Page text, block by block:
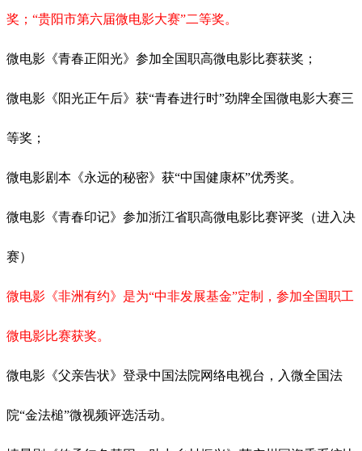
奖；“贵阳市第六届微电影大赛”二等奖。
微电影《青春正阳光》参加全国职高微电影比赛获奖；
微电影《阳光正午后》获“青春进行时”劲牌全国微电影大赛三
等奖；
微电影剧本《永远的秘密》获“中国健康杯”优秀奖。
微电影《青春印记》参加浙江省职高微电影比赛评奖（进入决
赛）
微电影《非洲有约》是为“中非发展基金”定制，参加全国职工
微电影比赛获奖。
微电影《父亲告状》登录中国法院网络电视台，入微全国法
院“金法槌”微视频评选活动。